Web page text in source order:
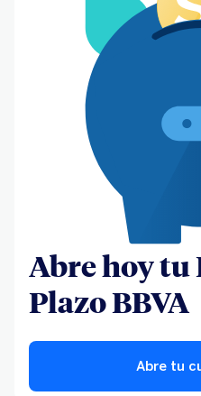
Abre hoy tu
Plazo BBVA
Abre tu